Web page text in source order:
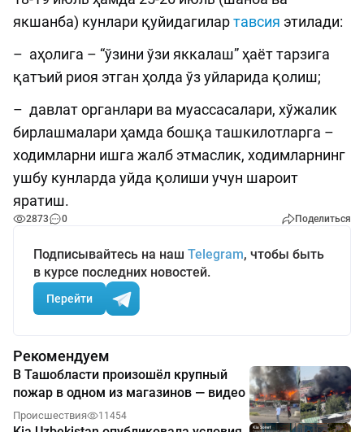
якшанба) кунлари қуйидагилартавсия этилади:
– аҳолига – “ўзини ўзи яккалаш” ҳаёт тарзига
қатъий риоя этган ҳолда ўз уйларида қолиш;
– давлат органлари ва муассасалари, хўжалик
бирлашмалари ҳамда бошқа ташкилотларга –
ходимларни ишга жалб этмаслик, ходимларнинг
ушбу кунларда уйда қолиши учун шароит
яратиш.
2873 0 Поделиться
Подписывайтесь на наш Telegram, чтобы быть
в курсе последних новостей.
Перейти
Рекомендуем
В Ташобласти произошёл крупный
пожар в одном из магазинов — видео
Происшествия 11454